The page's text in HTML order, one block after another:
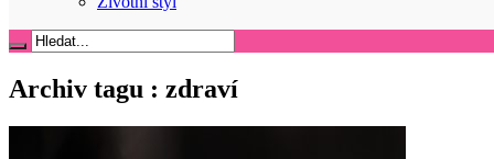
Archiv tagu : zdraví